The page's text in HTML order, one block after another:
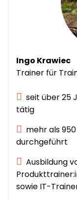
Ingo Krawiec
Trainer für
seit über 25
tätig
mehr als
durchgeführt
Ausbildung
sowie IT-